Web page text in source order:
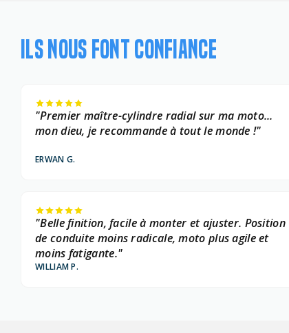
ILS NOUS FONT CONFIANCE
"Premier maître-cylindre radial sur ma moto...
mon dieu, je recommande à tout le monde !"
ERWAN G.
"Belle finition, facile à monter et ajuster. Position
de conduite moins radicale, moto plus agile et
moins fatigante."
WILLIAM P.